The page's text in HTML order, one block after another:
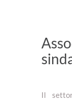
Il